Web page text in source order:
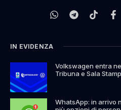
IN EVIDENZA
Volkswagen entra
Tribuna e Sala
WhatsApp: in arrivo